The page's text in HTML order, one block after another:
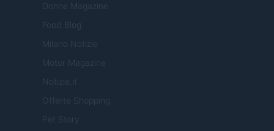
Donne Magazine
Food Blog
Milano Notizie
Motor Magazine
Notizie.it
Offerte Shopping
Pet Story